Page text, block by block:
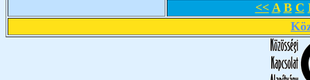
<< A B C